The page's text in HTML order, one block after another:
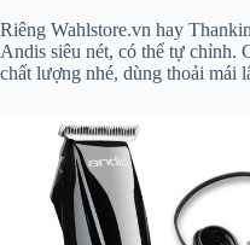
Riêng Wahlstore.vn hay
Andis siêu nét, có thể tự chỉnh.
chất lượng nhé, dùng thoải mái